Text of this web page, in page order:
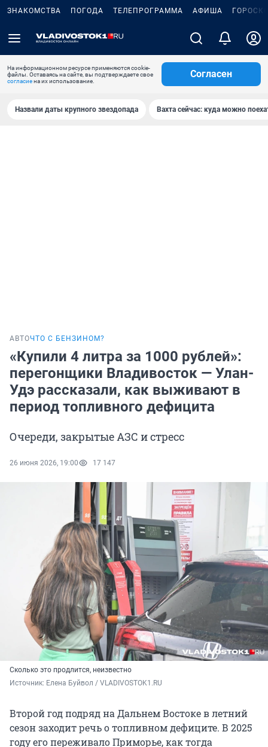
ЗНАКОМСТВА ПОГОДА ТЕЛЕПРОГРАММА АФИША
На информационном ресурсе применяются cookie-
файлы. Оставаясь на сайте, вы подтверждаете свое
согласиена их использование.
Согласен
Назвали даты крупного звездопада Вахта сейчас: куда можно
АВТОЧТО С БЕНЗИНОМ?
«Купили 4 литра за 1000 рублей»:
перегонщики Владивосток — Улан-
Удэ рассказали, как выживают в
период топливного дефицита
Очереди, закрытые АЗС и стресс
26 июня 2026, 19:00 17 147
Сколько это продлится, неизвестно
Источник: Елена Буйвол / VLADIVOSTOK1.RU
Второй год подряд на Дальнем Востоке в летний
сезон заходит речь о топливном дефиците. В 2025
году его переживало Приморье, как тогда